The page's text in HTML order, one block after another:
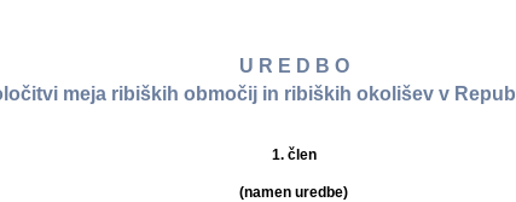
U R E D B O
meja ribiških območij in ribiških okolišev v
1. člen
(namen uredbe)